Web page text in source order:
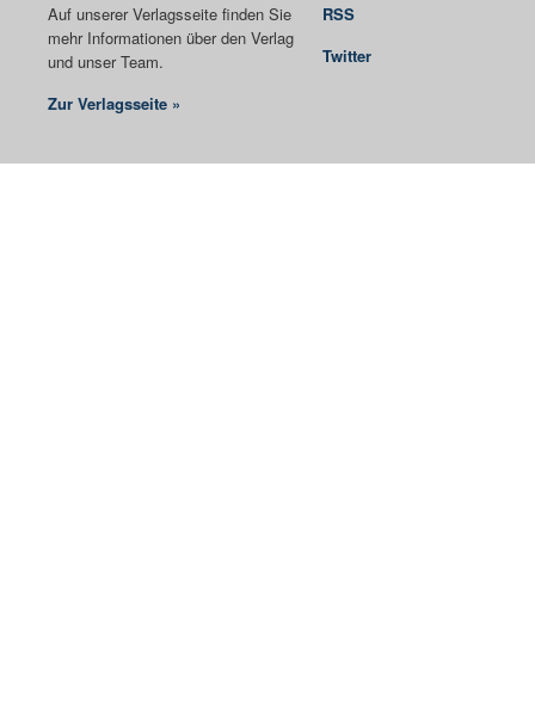
Auf unserer Verlagsseite finden Sie
mehr Informationen über den Verlag
und unser Team.
Zur Verlagsseite »
RSS
Twitter